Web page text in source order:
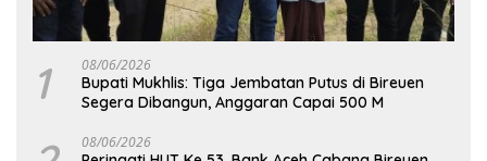
1 08/06/2026
Bupati Mukhlis: Tiga Jembatan Putus di Bireuen
Segera Dibangun, Anggaran Capai 500 M
08/06/2026